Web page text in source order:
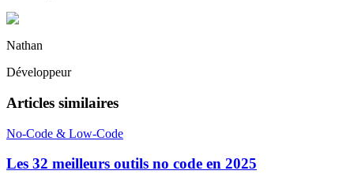
Nathan
Développeur
Articles similaires
No-Code & Low-Code
Les 32 meilleurs outils no code en 2025